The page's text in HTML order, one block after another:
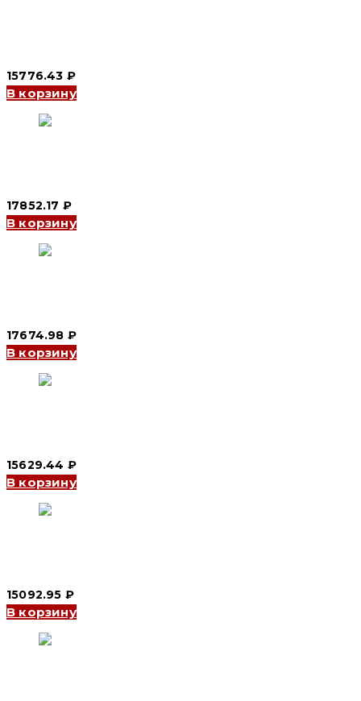
15776.43 ₽
В корзину
17852.17 ₽
В корзину
17674.98 ₽
В корзину
15629.44 ₽
В корзину
15092.95 ₽
В корзину